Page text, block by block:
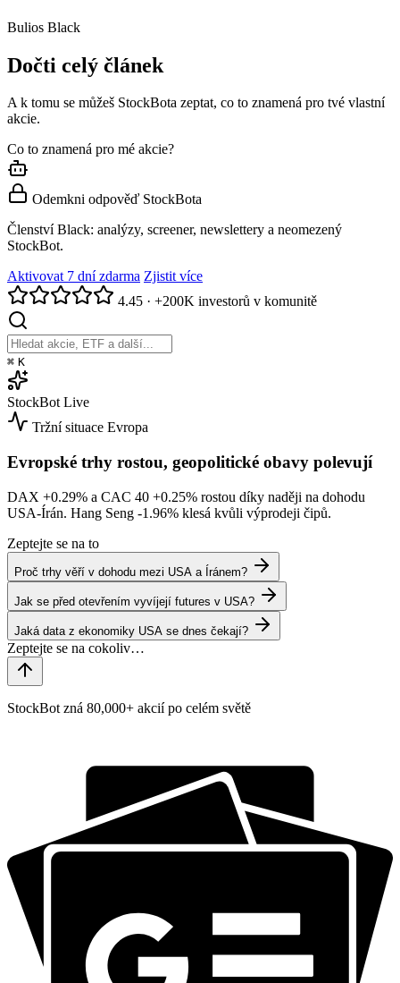
Bulios Black
Dočti celý článek
A k tomu se můžeš StockBota zeptat, co to znamená pro tvé vlastní
akcie.
Co to znamená pro mé akcie?
Odemkni odpověď StockBota
Členství Black: analýzy, screener, newslettery a neomezený
StockBot.
Aktivovat 7 dní zdarma Zjistit více
4.45 · +200K investorů v komunitě
⌘ K
StockBot Live
Tržní situace Evropa
Evropské trhy rostou, geopolitické obavy polevují
DAX +0.29% a CAC 40 +0.25% rostou díky naději na dohodu
USA-Írán. Hang Seng -1.96% klesá kvůli výprodeji čipů.
Zeptejte se na to
Proč trhy věří v dohodu mezi USA a Íránem?
Jak se před otevřením vyvíjejí futures v USA?
Jaká data z ekonomiky USA se dnes čekají?
StockBot zná 80,000+ akcií po celém světě